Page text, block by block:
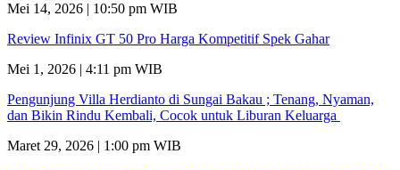
Mei 14, 2026 | 10:50 pm WIB
Review Infinix GT 50 Pro Harga Kompetitif Spek Gahar
Mei 1, 2026 | 4:11 pm WIB
Pengunjung Villa Herdianto di Sungai Bakau ; Tenang, Nyaman,
dan Bikin Rindu Kembali, Cocok untuk Liburan Keluarga
Maret 29, 2026 | 1:00 pm WIB